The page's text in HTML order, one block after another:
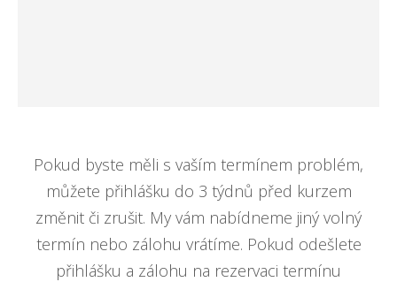
Pokud byste měli s vaším termínem problém,
můžete přihlášku do 3 týdnů před kurzem
změnit či zrušit. My vám nabídneme jiný volný
termín nebo zálohu vrátíme. Pokud odešlete
přihlášku a zálohu na rezervaci termínu